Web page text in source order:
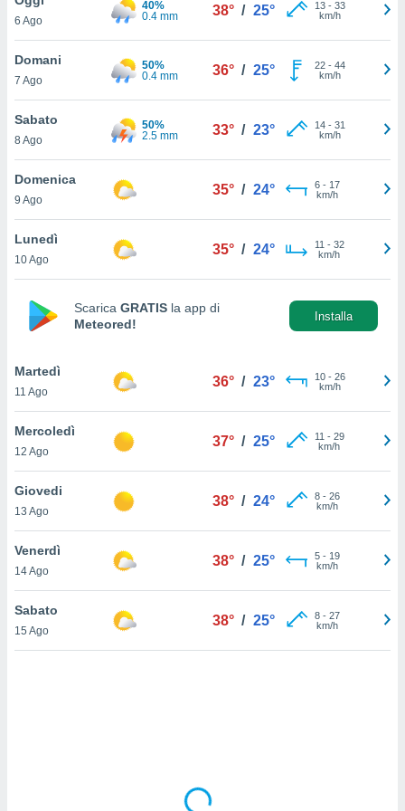
è
al sito
di
ci
di
il
un
la
nella
cookie
il tuo
in
a piè
del
6 Ago
40%
0.4 mm
38° / 25° 13- 33
km/h
Domani
7 Ago
50%
0.4 mm
36° / 25° 22- 44
km/h
Sabato
8 Ago
50%
2.5 mm
33° / 23° 14- 31
km/h
Domenica
9 Ago
35° / 24° 6- 17
km/h
Lunedì
10 Ago
35° / 24° 11 - 32
km/h
Scarica GRATIS la app di
Meteored!
Installa
Martedì
11 Ago
36° / 23° 10- 26
km/h
Mercoledì
12 Ago
37° / 25° 11 - 29
km/h
Giovedi
13 Ago
38° / 24° 8- 26
km/h
Venerdì
14 Ago
38° / 25° 5- 19
km/h
Sabato
15 Ago
38° / 25° 8- 27
km/h